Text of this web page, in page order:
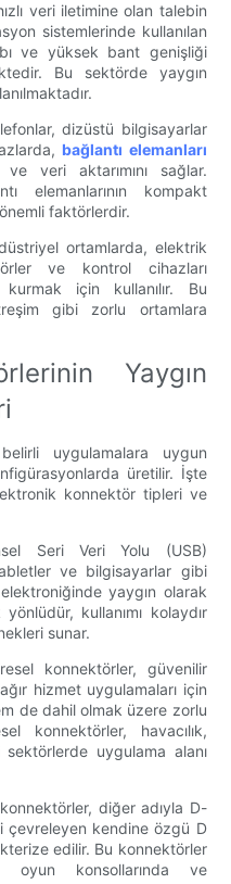
veri iletimine olan talebin
sistemlerinde kullanılan
ve yüksek bant genişliği
Bu sektörde yaygın
dizüstü bilgisayarlar
bağlantı elemanları
veri aktarımını sağlar.
elemanlarının kompakt
faktörlerdir.
ortamlarda, elektrik
ve kontrol cihazları
kurmak için kullanılır. Bu
gibi zorlu ortamlara
Yaygın
uygulamalara uygun
üretilir. İşte
konnektör tipleri ve
Seri Veri Yolu (USB)
ve bilgisayarlar gibi
yaygın olarak
kullanımı kolaydır
sunar.
konnektörler, güvenilir
hizmet uygulamaları için
de dahil olmak üzere zorlu
konnektörler, havacılık,
uygulama alanı
diğer adıyla D-
çevreleyen kendine özgü D
edilir. Bu konnektörler
oyun konsollarında ve